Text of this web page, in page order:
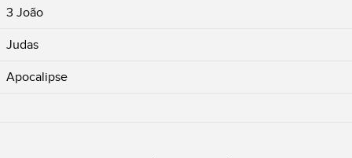
3 João
Judas
Apocalipse